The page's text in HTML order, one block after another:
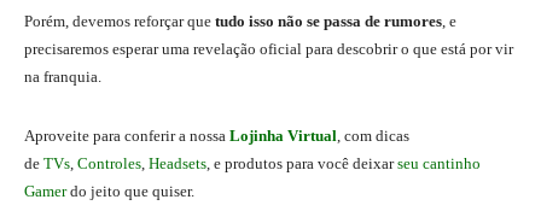
Porém, devemos reforçar que tudo isso não se passa de rumores, e
precisaremos esperar uma revelação oficial para descobrir o que está por vir
na franquia.
Aproveite para conferir a nossa Lojinha Virtual, com dicas
de TVs, Controles, Headsets, e produtos para você deixarseu cantinho
Gamerdo jeito que quiser.